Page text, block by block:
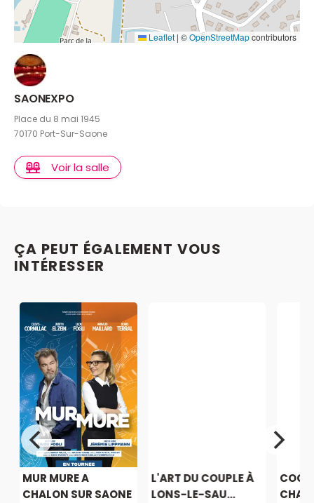
Leaflet | ©OpenStreetMapcontributors
SAONEXPO
Place du 8 mai 1945
70170 Port-Sur-Saone
Voir la salle
ÇA PEUT ÉGALEMENT VOUS
INTÉRESSER
MUR MURE A
CHALON SUR SAONE
L'ART DU COUPLE À
LONS-LE-SAU...